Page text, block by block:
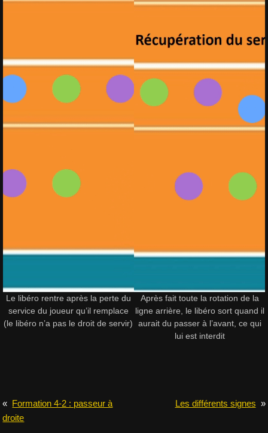
Le libéro rentre après la perte du
service du joueur qu’il remplace
(le libéro n’a pas le droit de servir)
Après fait toute la rotation de la
ligne arrière, le libéro sort quand il
aurait du passer à l’avant, ce qui
lui est interdit
« Formation 4-2 : passeur à
droite
Les différents signes »